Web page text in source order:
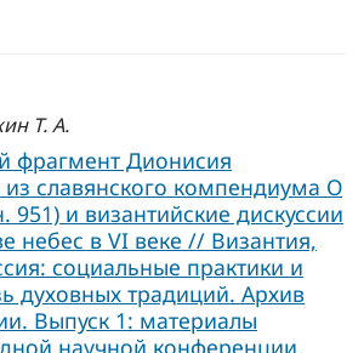
Т. А.
фрагмент Дионисия
из славянского компендиума О
951) и византийские дискуссии
небес в VI веке // Византия,
социальные практики и
духовных традиций. Архив
Выпуск 1: материалы